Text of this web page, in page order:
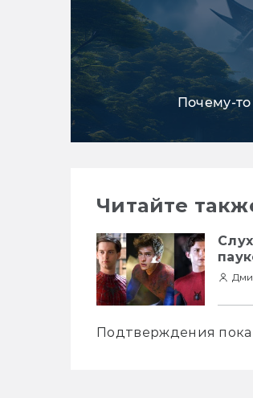
Почему-
Читайте
Подтверждения пока